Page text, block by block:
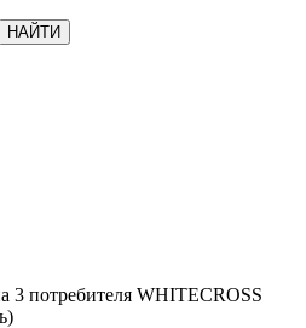
3 потребителя WHITECROSS